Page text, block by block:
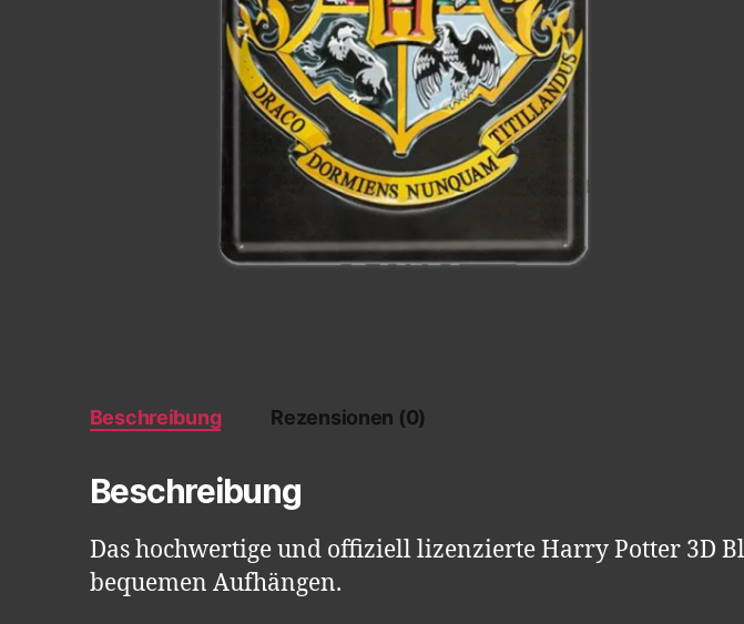
Beschreibung Rezensionen (0)
Beschreibung
Das hochwertige und offiziell lizenzierte Harry Potter 3D
bequemen Aufhängen.